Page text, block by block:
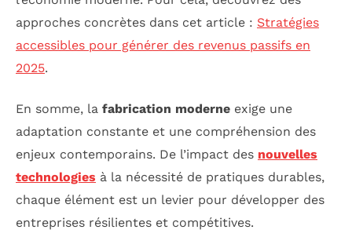
approches concrètes dans cet article : Stratégies
accessibles pour générer des revenus passifs en
2025.
En somme, la fabrication moderne exige une
adaptation constante et une compréhension des
enjeux contemporains. De l’impact des nouvelles
technologies à la nécessité de pratiques durables,
chaque élément est un levier pour développer des
entreprises résilientes et compétitives.